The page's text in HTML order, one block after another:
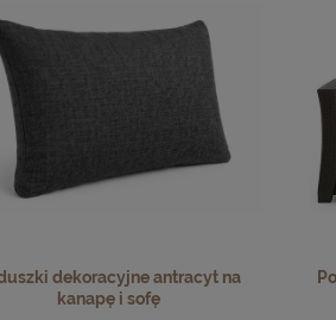
dekoracyjne antracyt na
kanapę i sofę